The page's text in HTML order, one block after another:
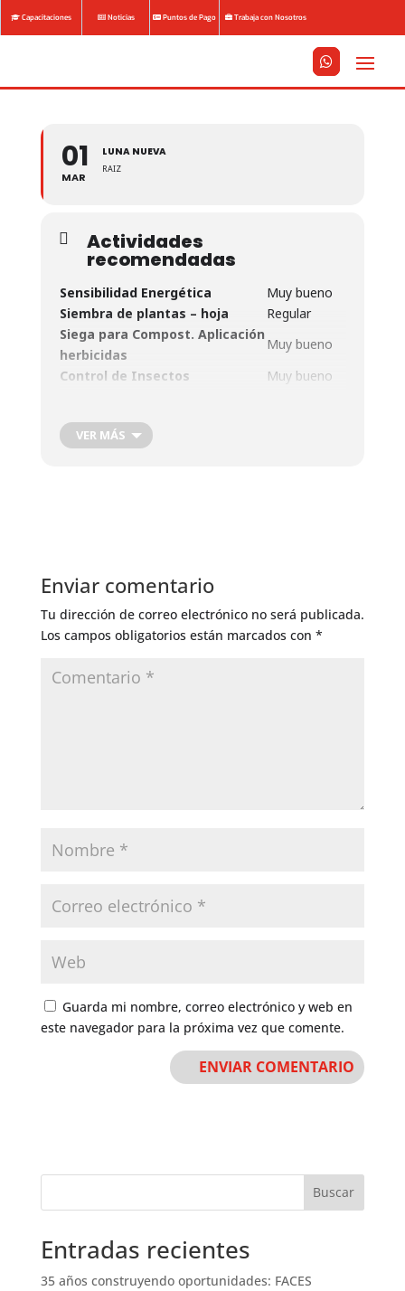
Capacitaciones Noticias Puntos de Pago Trabaja con Nosotros



01
MAR
LUNA NUEVA
RAIZ
Actividades
recomendadas
Sensibilidad Energética
Muy bueno
Siembra de plantas – hoja
Regular
Siega para Compost. Aplicación
herbicidas
Muy bueno
Control de Insectos
Muy bueno
VER MÁS
Enviar comentario
Tu dirección de correo electrónico no será publicada.
Los campos obligatorios están marcados con *
Guarda mi nombre, correo electrónico y web en
este navegador para la próxima vez que comente.
Buscar
Entradas recientes
35 años construyendo oportunidades: FACES